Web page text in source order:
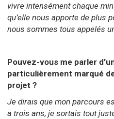
vivre intensément chaque
qu’elle nous apporte de plus
nous sommes tous appelés
Pouvez-vous me parler
particulièrement marqué
projet ?
Je dirais que mon parcours
a trois ans, je sortais tout